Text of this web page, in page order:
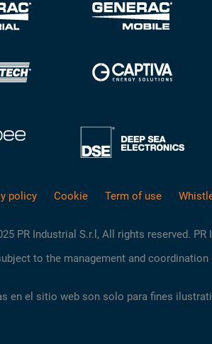
policy Cookie Term of use
PR Industrial S.r.l, All rights reserved.
to the management and
en el sitio web son solo para fines